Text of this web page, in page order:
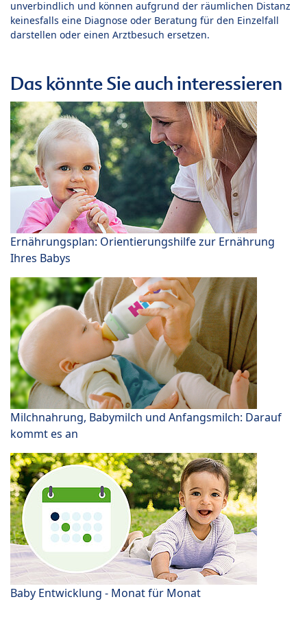
unverbindlich und können aufgrund der räumlichen Distanz
keinesfalls eine Diagnose oder Beratung für den Einzelfall
darstellen oder einen Arztbesuch ersetzen.
Das könnte Sie auch interessieren
Ernährungsplan: Orientierungshilfe zur Ernährung
Ihres Babys
Milchnahrung, Babymilch und Anfangsmilch: Darauf
kommt es an
Baby Entwicklung - Monat für Monat